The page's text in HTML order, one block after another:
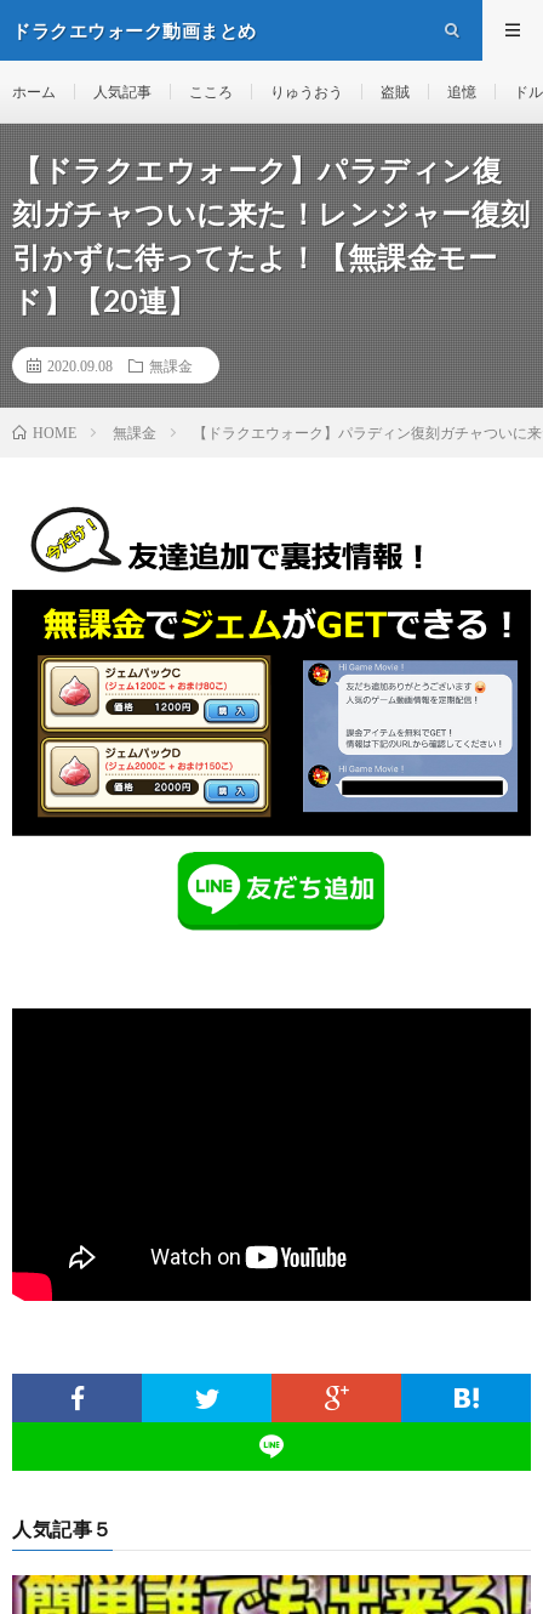
ドラクエウォーク動画まとめ
ホーム 人気記事 こころ りゅうおう 盗賊 追憶 ド
【ドラクエウォーク】パラディン復
刻ガチャついに来た！レンジャー復刻
引かずに待ってたよ！【無課金モー
ド】【20連】
2020.09.08 無課金
HOME 無課金 【ドラクエウォーク】パラディン復刻ガチャつい
人気記事５